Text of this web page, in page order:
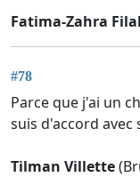
Fatima-Zahra
#78
Parce que j'ai un
suis d'accord avec
Tilman Villette